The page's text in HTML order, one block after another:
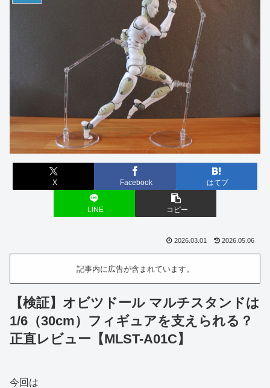
X Facebook はてブ
LINE コピー
2026.03.01 2026.05.06
記事内に広告が含まれています。
【検証】オビツドール マルチスタンドは
1/6（30cm）フィギュアを支えられる？
正直レビュー【MLST-A01C】
今回は